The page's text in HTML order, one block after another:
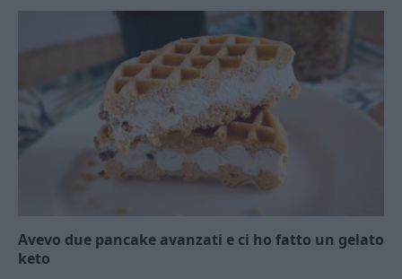
Avevo due pancake avanzati e ci ho fatto un gelato
keto